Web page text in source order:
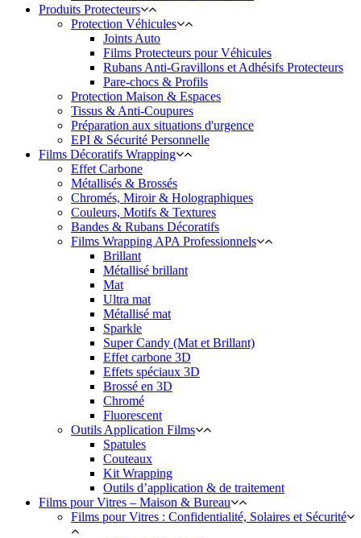
Produits Protecteurs
Protection Véhicules
Joints Auto
Films Protecteurs pour Véhicules
Rubans Anti-Gravillons et Adhésifs Protecteurs
Pare-chocs & Profils
Protection Maison & Espaces
Tissus & Anti-Coupures
Préparation aux situations d'urgence
EPI & Sécurité Personnelle
Films Décoratifs Wrapping
Effet Carbone
Métallisés & Brossés
Chromés, Miroir & Holographiques
Couleurs, Motifs & Textures
Bandes & Rubans Décoratifs
Films Wrapping APA Professionnels
Brillant
Métallisé brillant
Mat
Ultra mat
Métallisé mat
Sparkle
Super Candy (Mat et Brillant)
Effet carbone 3D
Effets spéciaux 3D
Brossé en 3D
Chromé
Fluorescent
Outils Application Films
Spatules
Couteaux
Kit Wrapping
Outils d’application & de traitement
Films pour Vitres – Maison & Bureau
Films pour Vitres : Confidentialité, Solaires et Sécurité